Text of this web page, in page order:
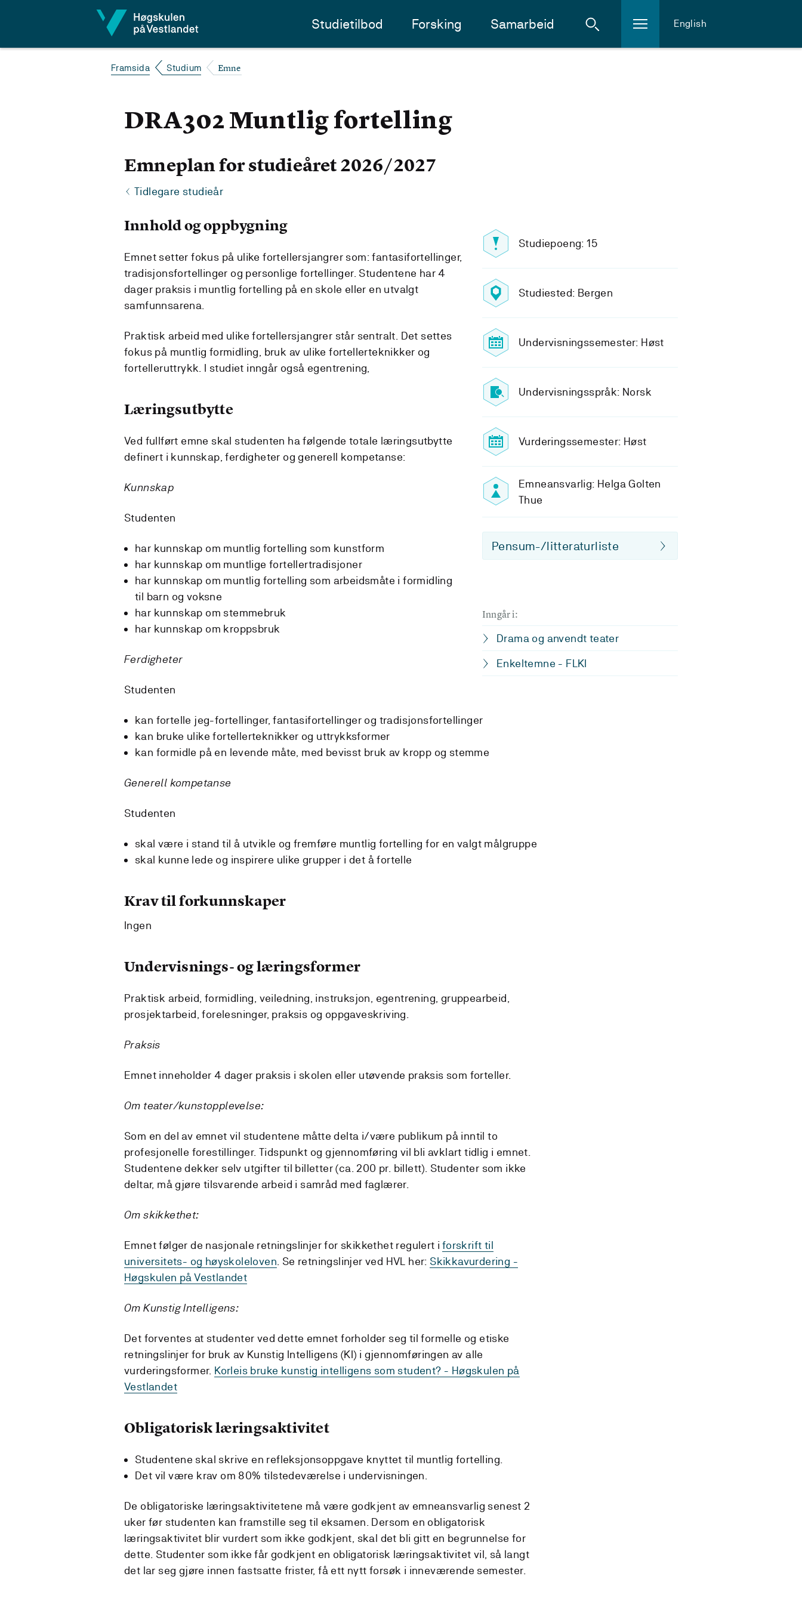
Studietilbod Forsking Samarbeid English
Framsida Studium Emne
DRA302 Muntlig fortelling
Emneplan for studieåret 2026/2027
Tidlegare studieår
Studiepoeng: 15
Studiested: Bergen
Undervisningssemester: Høst
Undervisningsspråk: Norsk
Vurderingssemester: Høst
Emneansvarlig: Helga Golten
Thue
Pensum-/litteraturliste
Inngår i:
Drama og anvendt teater
Enkeltemne - FLKI
Innhold og oppbygning
Emnet setter fokus på ulike fortellersjangrer som: fantasifortellinger,
tradisjonsfortellinger og personlige fortellinger. Studentene har 4
dager praksis i muntlig fortelling på en skole eller en utvalgt
samfunnsarena.
Praktisk arbeid med ulike fortellersjangrer står sentralt. Det settes
fokus på muntlig formidling, bruk av ulike fortellerteknikker og
fortelleruttrykk. I studiet inngår også egentrening,
Læringsutbytte
Ved fullført emne skal studenten ha følgende totale læringsutbytte
definert i kunnskap, ferdigheter og generell kompetanse:
Kunnskap
Studenten
har kunnskap om muntlig fortelling som kunstform
har kunnskap om muntlige fortellertradisjoner
har kunnskap om muntlig fortelling som arbeidsmåte i formidling
til barn og voksne
har kunnskap om stemmebruk
har kunnskap om kroppsbruk
Ferdigheter
Studenten
kan fortelle jeg-fortellinger, fantasifortellinger og tradisjonsfortellinger
kan bruke ulike fortellerteknikker og uttrykksformer
kan formidle på en levende måte, med bevisst bruk av kropp og stemme
Generell kompetanse
Studenten
skal være i stand til å utvikle og fremføre muntlig fortelling for en valgt målgruppe
skal kunne lede og inspirere ulike grupper i det å fortelle
Krav til forkunnskaper
Ingen
Undervisnings- og læringsformer
Praktisk arbeid, formidling, veiledning, instruksjon, egentrening, gruppearbeid,
prosjektarbeid, forelesninger, praksis og oppgaveskriving.
Praksis
Emnet inneholder 4 dager praksis i skolen eller utøvende praksis som forteller.
Om teater/kunstopplevelse:
Som en del av emnet vil studentene måtte delta i/være publikum på inntil to
profesjonelle forestillinger. Tidspunkt og gjennomføring vil bli avklart tidlig i emnet.
Studentene dekker selv utgifter til billetter (ca. 200 pr. billett). Studenter som ikke
deltar, må gjøre tilsvarende arbeid i samråd med faglærer.
Om skikkethet:
Emnet følger de nasjonale retningslinjer for skikkethet regulert iforskrift til
universitets- og høyskoleloven . Se retningslinjer ved HVL her: Skikkavurdering -
Høgskulen på Vestlandet
Om Kunstig Intelligens:
Det forventes at studenter ved dette emnet forholder seg til formelle og etiske
retningslinjer for bruk av Kunstig Intelligens (KI) i gjennomføringen av alle
vurderingsformer. Korleis bruke kunstig intelligens som student? - Høgskulen på
Vestlandet
Obligatorisk læringsaktivitet
Studentene skal skrive en refleksjonsoppgave knyttet til muntlig fortelling.
Det vil være krav om 80% tilstedeværelse i undervisningen.
De obligatoriske læringsaktivitetene må være godkjent av emneansvarlig senest 2
uker før studenten kan framstille seg til eksamen. Dersom en obligatorisk
læringsaktivitet blir vurdert som ikke godkjent, skal det bli gitt en begrunnelse for
dette. Studenter som ikke får godkjent en obligatorisk læringsaktivitet vil, så langt
det lar seg gjøre innen fastsatte frister, få ett nytt forsøk i inneværende semester.